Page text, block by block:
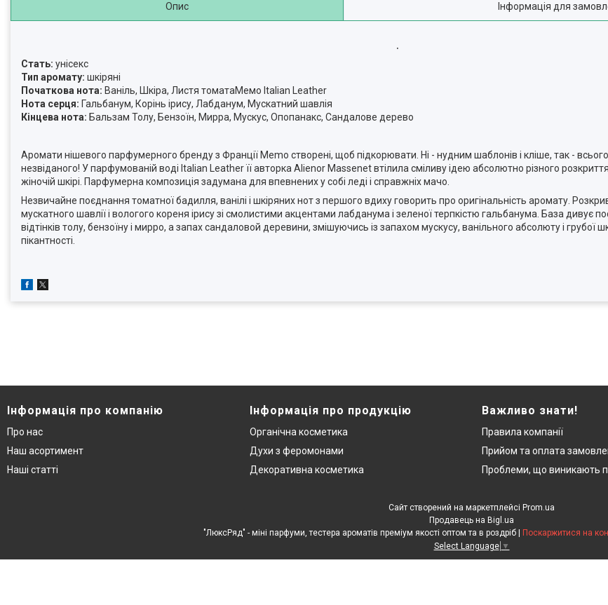
Опис Інформація для
.
Стать: унісекс
Тип аромату: шкіряні
Початкова нота: Ваніль, Шкіра, Листя томатаМемо Italian Leather
Нота серця: Гальбанум, Корінь ірису, Лабданум, Мускатний шавлія
Кінцева нота: Бальзам Толу, Бензоїн, Мирра, Мускус, Опопанакс, Сандалове дерево
Аромати нішевого парфумерного бренду з Франції Memo створені, щоб підкорювати. Ні - нудним шаблонів і кліше, так -
незвіданого! У парфумованій воді Italian Leather її авторка Alienor Massenet втілила сміливу ідею абсолютно різного розкриття
жіночій шкірі. Парфумерна композиція задумана для впевнених у собі леді і справжніх мачо.
Незвичайне поєднання томатної бадилля, ванілі і шкіряних нот з першого вдиху говорить про оригінальність аромату.
мускатного шавлії і вологого кореня ірису зі смолистими акцентами лабданума і зеленої терпкістю гальбанума. База
відтінків толу, бензоїну і мирро, а запах сандаловой деревини, змішуючись із запахом мускусу, ванільного абсолюту і грубої
пікантності.
Інформація про компанію
Про нас
Наш асортимент
Наші статті
Інформація про продукцію
Органічна косметика
Духи з феромонами
Декоративна косметика
Важливо знати!
Правила компанії
Прийом та оплата
Проблеми, що виникають
Сайт створений на маркетплейсі Prom.ua
Продавець на Bigl.ua
"ЛюксРяд" - міні парфуми, тестера ароматів преміум якості оптом та в роздріб | Поскаржитися на
Select Language ▼